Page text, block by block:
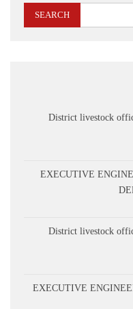
District livestock
EXECUTIVE
District livestock
EXECUTIVE